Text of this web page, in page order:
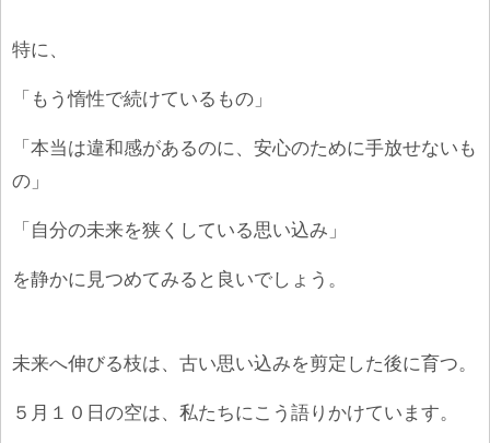
特に、
「もう惰性で続けているもの」
「本当は違和感があるのに、安心のために手放せないも
の」
「自分の未来を狭くしている思い込み」
を静かに見つめてみると良いでしょう。
未来へ伸びる枝は、古い思い込みを剪定した後に育つ。
５月１０日の空は、私たちにこう語りかけています。